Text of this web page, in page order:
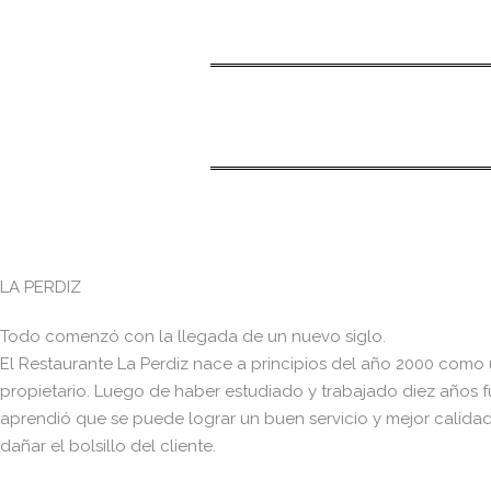
LA PERDIZ
Todo comenzó con la llegada de un nuevo siglo.
El Restaurante La Perdiz nace a principios del año 2000
propietario. Luego de haber estudiado y trabajado diez años
aprendió que se puede lograr un buen servicio y mejor
dañar el bolsillo del cliente.